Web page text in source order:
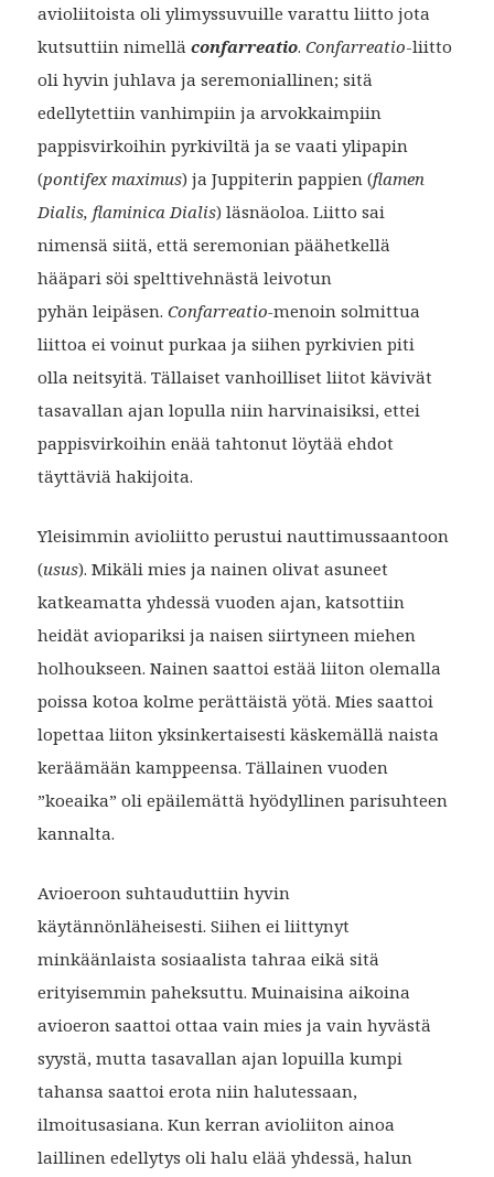
avioliitoista oli ylimyssuvuille varattu liitto jota
kutsuttiin nimelläconfarreatio.Confarreatio-liitto
oli hyvin juhlava ja seremoniallinen; sitä
edellytettiin vanhimpiin ja arvokkaimpiin
pappisvirkoihin pyrkiviltä ja se vaati ylipapin
(pontifex maximus) ja Juppiterin pappien (flamen
Dialis, flaminica Dialis) läsnäoloa. Liitto sai
nimensä siitä, että seremonian päähetkellä
hääpari söi spelttivehnästä leivotun
pyhän leipäsen.Confarreatio-menoin solmittua
liittoa ei voinut purkaa ja siihen pyrkivien piti
olla neitsyitä. Tällaiset vanhoilliset liitot kävivät
tasavallan ajan lopulla niin harvinaisiksi, ettei
pappisvirkoihin enää tahtonut löytää ehdot
täyttäviä hakijoita.
Yleisimmin avioliitto perustui nauttimussaantoon
(usus). Mikäli mies ja nainen olivat asuneet
katkeamatta yhdessä vuoden ajan, katsottiin
heidät aviopariksi ja naisen siirtyneen miehen
holhoukseen. Nainen saattoi estää liiton olemalla
poissa kotoa kolme perättäistä yötä. Mies saattoi
lopettaa liiton yksinkertaisesti käskemällä naista
keräämään kamppeensa. Tällainen vuoden
”koeaika” oli epäilemättä hyödyllinen parisuhteen
kannalta.
Avioeroon suhtauduttiin hyvin
käytännönläheisesti. Siihen ei liittynyt
minkäänlaista sosiaalista tahraa eikä sitä
erityisemmin paheksuttu. Muinaisina aikoina
avioeron saattoi ottaa vain mies ja vain hyvästä
syystä, mutta tasavallan ajan lopuilla kumpi
tahansa saattoi erota niin halutessaan,
ilmoitusasiana. Kun kerran avioliiton ainoa
laillinen edellytys oli halu elää yhdessä, halun